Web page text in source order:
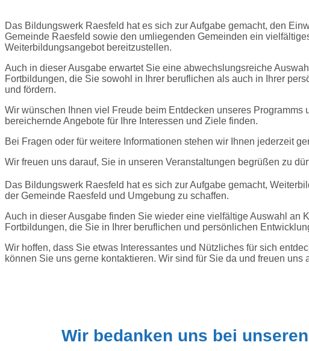
Das Bildungswerk Raesfeld hat es sich zur Aufgabe gemacht, den
Gemeinde Raesfeld sowie den umliegenden Gemeinden ein
Weiterbildungsangebot bereitzustellen.
Auch in dieser Ausgabe erwartet Sie eine abwechslungsreiche
Fortbildungen, die Sie sowohl in Ihrer beruflichen als auch in Ihrer
und fördern.
Wir wünschen Ihnen viel Freude beim Entdecken unseres Programms
bereichernde Angebote für Ihre Interessen und Ziele finden.
Bei Fragen oder für weitere Informationen stehen wir Ihnen jederzeit
Wir freuen uns darauf, Sie in unseren Veranstaltungen begrüßen zu
Das Bildungswerk Raesfeld hat es sich zur Aufgabe gemacht,
der Gemeinde Raesfeld und Umgebung zu schaffen.
Auch in dieser Ausgabe finden Sie wieder eine vielfältige Auswahl an
Fortbildungen, die Sie in Ihrer beruflichen und persönlichen
Wir hoffen, dass Sie etwas Interessantes und Nützliches für sich
können Sie uns gerne kontaktieren. Wir sind für Sie da und freuen uns
Wir bedanken uns bei